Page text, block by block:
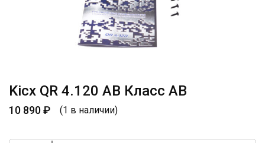
Kicx QR 4.120 AB Класс АВ
10 890₽ (1 в наличии)